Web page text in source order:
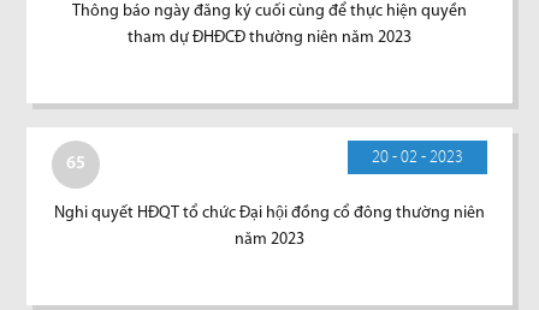
Thông báo ngày đăng ký cuối cùng để thực hiện quyền
tham dự ĐHĐCĐ thường niên năm 2023
65 20 - 02 - 2023
Nghi quyết HĐQT tổ chức Đại hội đồng cổ đông thường niên
năm 2023